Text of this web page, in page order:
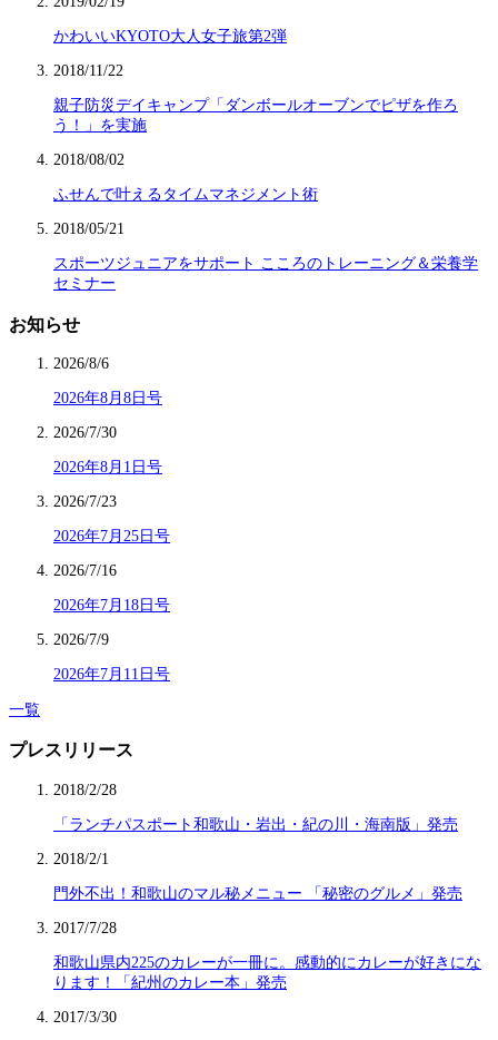
かわいいKYOTO大人女子旅第2弾
2018/11/22
親子防災デイキャンプ「ダンボールオーブンでピザを作ろ
う！」を実施
2018/08/02
ふせんで叶えるタイムマネジメント術
2018/05/21
スポーツジュニアをサポート こころのトレーニング＆栄養学
セミナー
お知らせ
2026/8/6
2026年8月8日号
2026/7/30
2026年8月1日号
2026/7/23
2026年7月25日号
2026/7/16
2026年7月18日号
2026/7/9
2026年7月11日号
一覧
プレスリリース
2018/2/28
「ランチパスポート和歌山・岩出・紀の川・海南版」発売
2018/2/1
門外不出！和歌山のマル秘メニュー 「秘密のグルメ」発売
2017/7/28
和歌山県内225のカレーが一冊に。感動的にカレーが好きにな
ります！「紀州のカレー本」発売
2017/3/30